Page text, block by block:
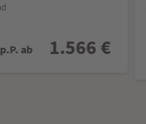
p.P. ab 1.566 €